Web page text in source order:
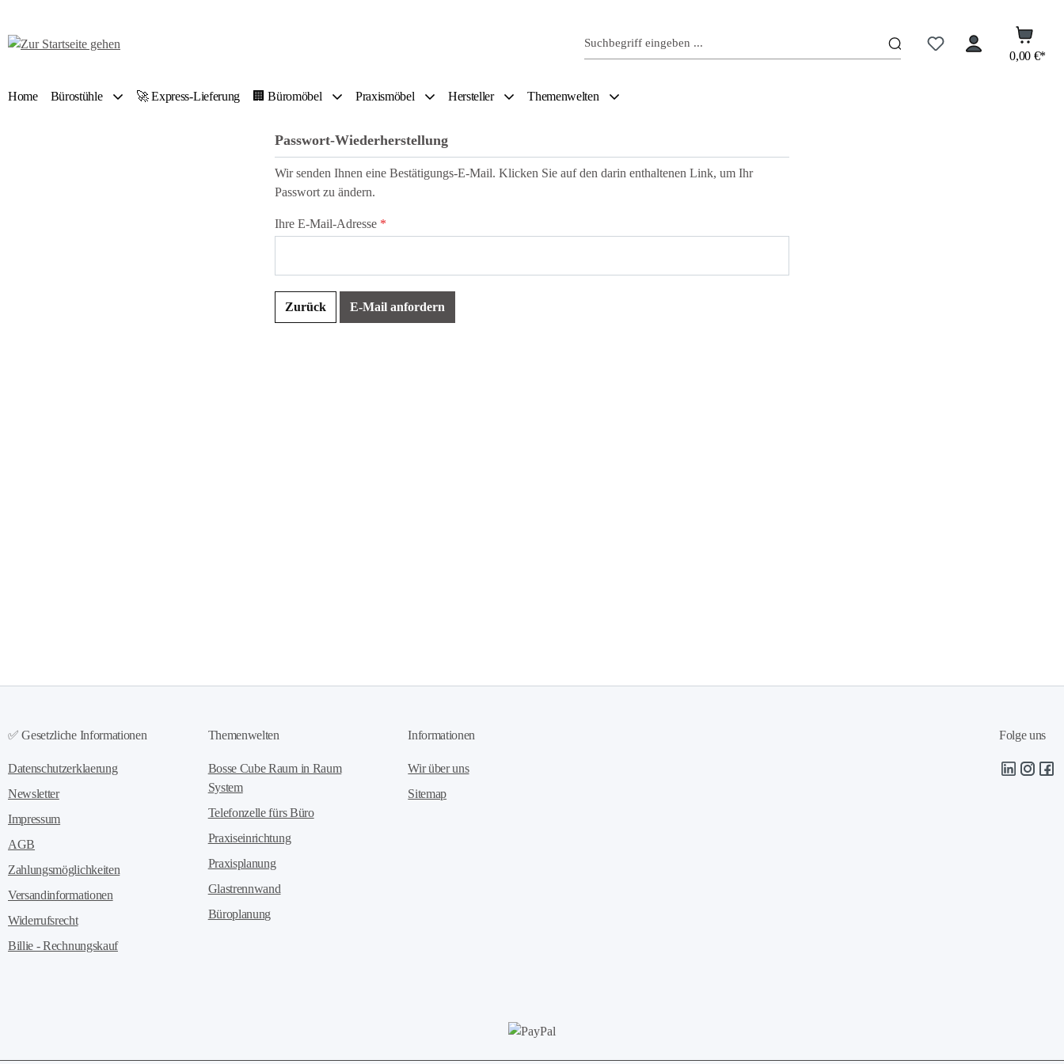
0,00 €*
Home Bürostühle 🚀 Express-Lieferung 🏢 Büromöbel Praxismöbel Hersteller Themenwelten
Passwort-Wiederherstellung
Wir senden Ihnen eine Bestätigungs-E-Mail. Klicken Sie auf den darin enthaltenen Link, um Ihr
Passwort zu ändern.
Ihre E-Mail-Adresse *
Zurück E-Mail anfordern
✅ Gesetzliche Informationen
Datenschutzerklaerung
Newsletter
Impressum
AGB
Zahlungsmöglichkeiten
Versandinformationen
Widerrufsrecht
Billie - Rechnungskauf
Themenwelten
Bosse Cube Raum in Raum
System
Telefonzelle fürs Büro
Praxiseinrichtung
Praxisplanung
Glastrennwand
Büroplanung
Informationen
Wir über uns
Sitemap
Folge uns